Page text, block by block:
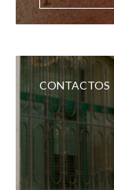
CONTACTOS